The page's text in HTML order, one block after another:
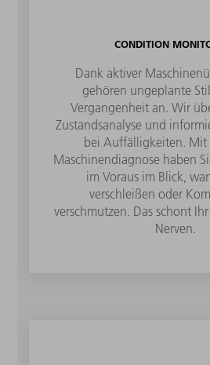
CONDITION
Dank aktiver
gehören ungeplante
Vergangenheit an. Wir
Zustandsanalyse und
bei Auffälligkeiten. Mit
Maschinendiagnose haben
im Voraus im Blick,
verschleißen oder
verschmutzen. Das schont
Nerven.